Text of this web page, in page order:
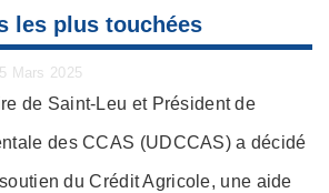
les plus touchées
Posted
5 Mars 2025
de Saint-Leu et Président de
des CCAS (UDCCAS) a décidé
du Crédit Agricole, une aide